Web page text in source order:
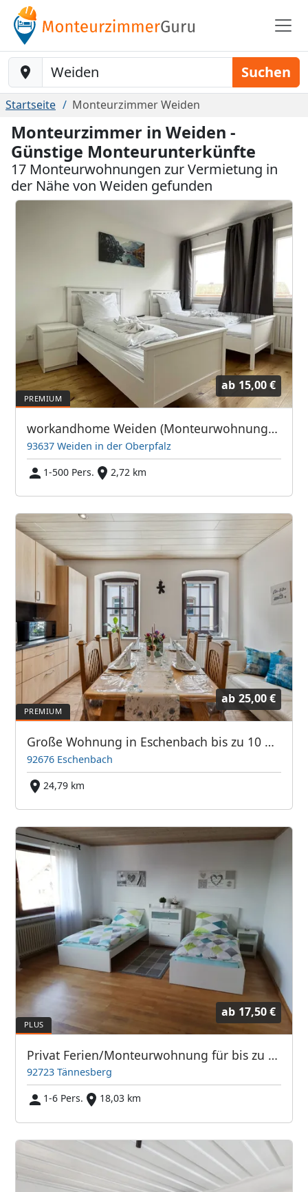
Baustelle-Location Suchen
Startseite Monteurzimmer Weiden
Monteurzimmer in Weiden -
Günstige Monteurunterkünfte
17 Monteurwohnungen zur Vermietung in
der Nähe von Weiden gefunden
ab 15,00 €
workandhome Weiden (Monteurwohnungen & Wohnungen auf Zeit)
93637 Weiden in der Oberpfalz
1-500 Pers.
2,72 km
ab 25,00 €
Große Wohnung in Eschenbach bis zu 10 Personen
92676 Eschenbach
24,79 km
ab 17,50 €
Privat Ferien/Monteurwohnung für bis zu 6 Personen
92723 Tännesberg
1-6 Pers.
18,03 km